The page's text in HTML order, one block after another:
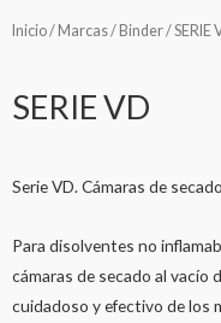
Inicio/ Marcas/ Binder/ SERIE
SERIE VD
Serie VD. Cámaras de
Para disolventes no
cámaras de secado al vacío
cuidadoso y efectivo de los